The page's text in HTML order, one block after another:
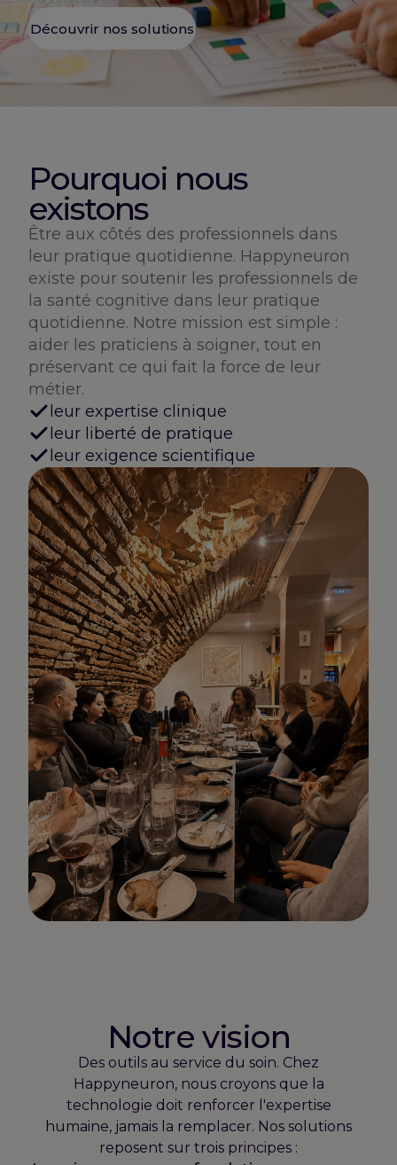
Découvrir nos solutions
Pourquoi nous
existons
Être aux côtés des professionnels dans
leur pratique quotidienne. Happyneuron
existe pour soutenir les professionnels de
la santé cognitive dans leur pratique
quotidienne. Notre mission est simple :
aider les praticiens à soigner, tout en
préservant ce qui fait la force de leur
métier.
leur expertise clinique
leur liberté de pratique
leur exigence scientifique
Notre vision
Des outils au service du soin. Chez
Happyneuron, nous croyons que la
technologie doit renforcer l'expertise
humaine, jamais la remplacer. Nos solutions
reposent sur trois principes :